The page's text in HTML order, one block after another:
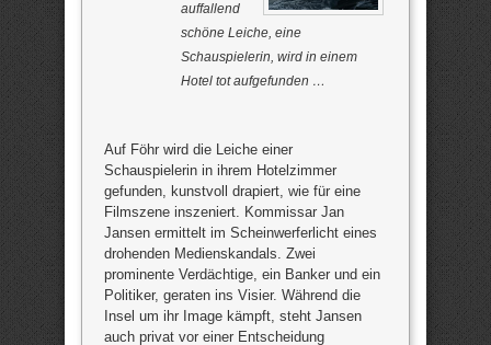
auffallend
schöne Leiche, eine
Schauspielerin, wird in einem
Hotel tot aufgefunden …
Auf Föhr wird die Leiche einer
Schauspielerin in ihrem Hotelzimmer
gefunden, kunstvoll drapiert, wie für eine
Filmszene inszeniert. Kommissar Jan
Jansen ermittelt im Scheinwerferlicht eines
drohenden Medienskandals. Zwei
prominente Verdächtige, ein Banker und ein
Politiker, geraten ins Visier. Während die
Insel um ihr Image kämpft, steht Jansen
auch privat vor einer Entscheidung